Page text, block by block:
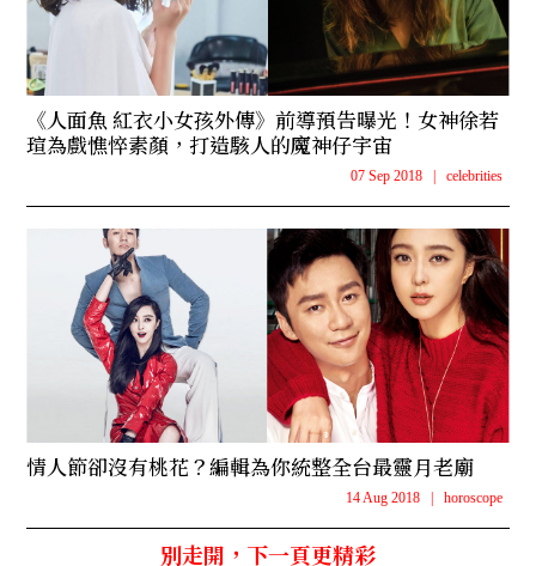
《人面魚 紅衣小女孩外傳》前導預告曝光！女神徐若
瑄為戲憔悴素顏，打造駭人的魔神仔宇宙
07 Sep 2018 | celebrities
情人節卻沒有桃花？編輯為你統整全台最靈月老廟
14 Aug 2018 | horoscope
別走開，下一頁更精彩